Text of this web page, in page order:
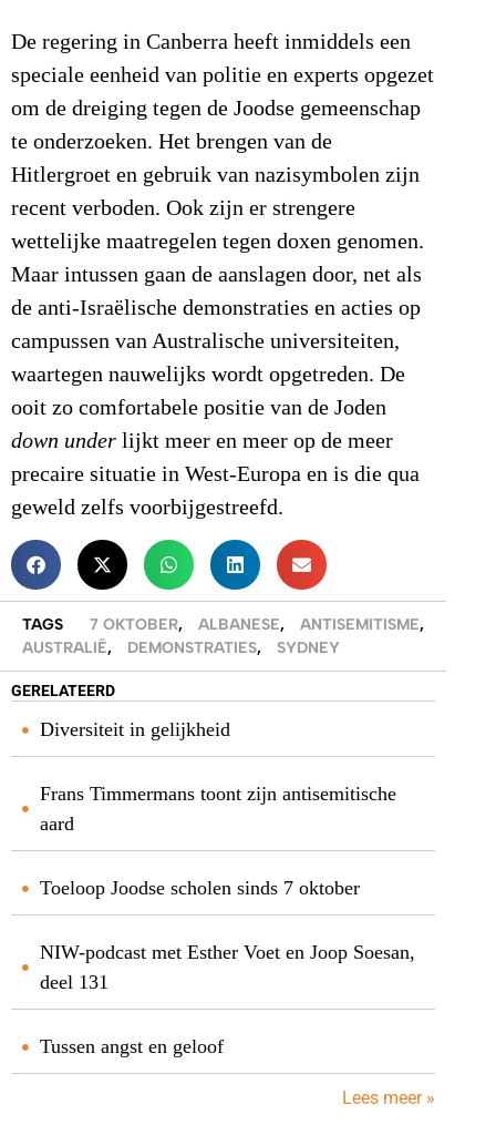
De regering in Canberra heeft inmiddels een
speciale eenheid van politie en experts opgezet
om de dreiging tegen de Joodse gemeenschap
te onderzoeken. Het brengen van de
Hitlergroet en gebruik van nazisymbolen zijn
recent verboden. Ook zijn er strengere
wettelijke maatregelen tegen doxen genomen.
Maar intussen gaan de aanslagen door, net als
de anti-Israëlische demonstraties en acties op
campussen van Australische universiteiten,
waartegen nauwelijks wordt opgetreden. De
ooit zo comfortabele positie van de Joden
down under lijkt meer en meer op de meer
precaire situatie in West-Europa en is die qua
geweld zelfs voorbijgestreefd.
TAGS 7 OKTOBER, ALBANESE, ANTISEMITISME,
AUSTRALIË, DEMONSTRATIES, SYDNEY
GERELATEERD
Diversiteit in gelijkheid
Frans Timmermans toont zijn antisemitische
aard
Toeloop Joodse scholen sinds 7 oktober
NIW-podcast met Esther Voet en Joop Soesan,
deel 131
Tussen angst en geloof
Lees meer »